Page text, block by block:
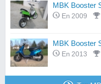
MBK Booster
En 2009
MBK Booster
En 2013